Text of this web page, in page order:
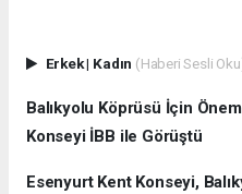
Erkek| Kadın (Haberi Sesli
Balıkyolu Köprüsü İçin
Konseyi İBB ile Görüştü
Esenyurt Kent Konseyi,